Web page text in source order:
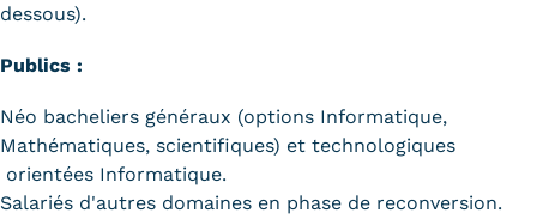
dessous).
Publics :
Néo bacheliers généraux (options Informatique,
Mathématiques, scientifiques) et technologiques
orientées Informatique.
Salariés d'autres domaines en phase de reconversion.